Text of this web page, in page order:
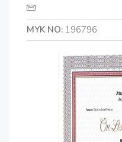
MYK NO: 196796